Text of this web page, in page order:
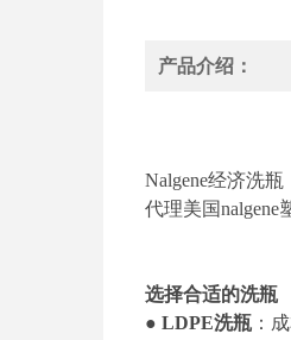
产品介绍：
Nalgene经济洗瓶
代理美国
选择合适的洗瓶
● LDPE洗瓶 ：